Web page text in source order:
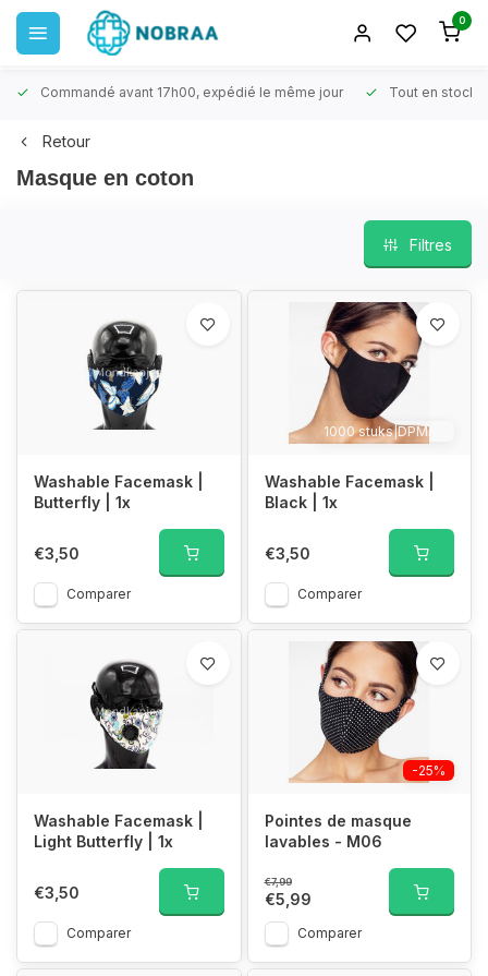
0
Commandé avant 17h00, expédié le même jour Tout en stock
Retour
Masque en coton
Filtres
Washable Facemask |
Butterfly | 1x
€3,50
Comparer
1000 stuks|DPMAX
Washable Facemask |
Black | 1x
€3,50
Comparer
Washable Facemask |
Light Butterfly | 1x
€3,50
Comparer
-25%
Pointes de masque
lavables - M06
€7,99
€5,99
Comparer